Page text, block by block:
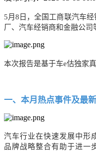
5月8 日，全国工商联汽车
厂、汽车经销商和金融公司
本次报告是基于车e估独家
一、本月热点事件及最
汽车行业在快速发展中形
品牌战略整合有助于进一